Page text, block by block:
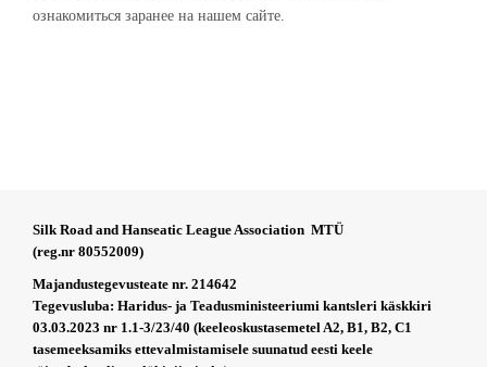
ознакомиться заранее на нашем сайте.
Silk Road and Hanseatic League Association MTÜ
(reg.nr 80552009)
Majandustegevusteate nr. 214642
Tegevusluba: Haridus- ja Teadusministeeriumi kantsleri käskkiri
03.03.2023 nr 1.1-3/23/40 (keeleoskustasemetel A2, B1, B2, C1
tasemeeksamiks ettevalmistamisele suunatud eesti keele